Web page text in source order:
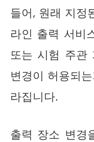
들어, 원래 지정
라인 출력 서비
또는 시험 주관
변경이 허용되
라집니다.
출력 장소 변경